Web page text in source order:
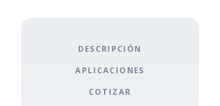
DESCRIPCIÓN
APLICACIONES
COTIZAR